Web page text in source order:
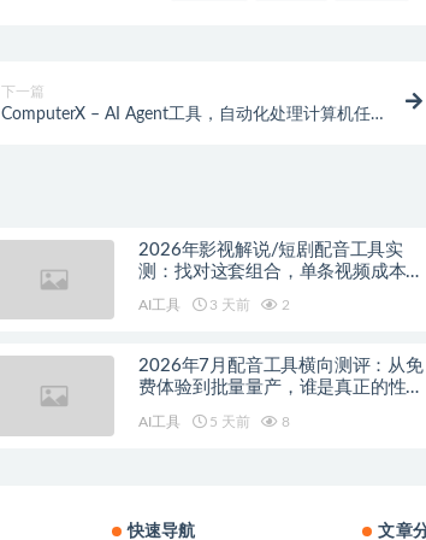
下一篇
ComputerX – AI Agent工具，自动化处理计算机任
2026年影视解说/短剧配音工具实
测：找对这套组合，单条视频成本直
AI工具 3 天前 2
2026年7月配音工具横向测评：从免
费体验到批量量产，谁是真正的性价
AI工具 5 天前 8
快速导航 文章